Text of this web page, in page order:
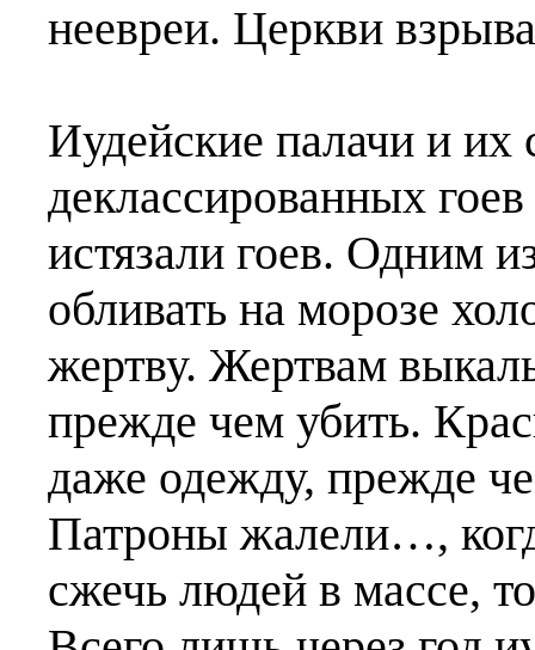
неевреи. Церкви
Иудейские палачи и их
деклассированных
истязали гоев. Одним
обливать на морозе
жертву. Жертвам
прежде чем убить.
даже одежду, прежде
Патроны жалели…,
сжечь людей в массе,